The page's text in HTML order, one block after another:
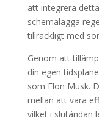
att integrera
schemalägga
tillräckligt med
Genom att
din egen
som Elon Musk.
mellan att vara
vilket i slutändan